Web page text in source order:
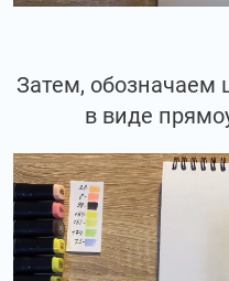
Затем,
в виде